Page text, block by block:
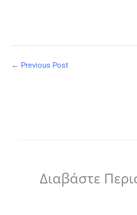
← Previous Post
Διαβάστε